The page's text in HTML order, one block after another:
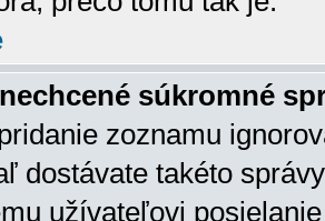
súkromné
zoznamu
dostávate takéto
užívateľovi